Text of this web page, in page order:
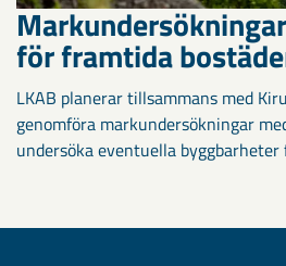
för framtida
LKAB planerar tillsammans med
genomföra markundersökningar
undersöka eventuella byggbarheter